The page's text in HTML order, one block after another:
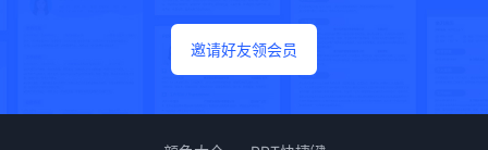
邀请好友领会员